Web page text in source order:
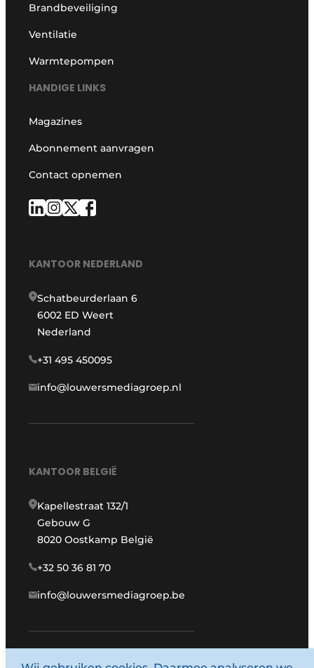
Brandbeveiliging
Ventilatie
Warmtepompen
HANDIGE LINKS
Magazines
Abonnement aanvragen
Contact opnemen
KANTOOR NEDERLAND
Schatbeurderlaan 6
6002 ED Weert
Nederland
+31 495 450095
info@louwersmediagroep.nl
KANTOOR BELGIË
Kapellestraat 132/1
Gebouw G
8020 Oostkamp België
+32 50 36 81 70
info@louwersmediagroep.be